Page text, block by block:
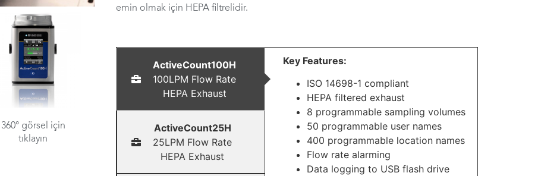
360° görsel için
tıklayın
emin olmak için HEPA filtrelidir.
ActiveCount100H
100LPM Flow Rate
HEPA Exhaust
ActiveCount25H
25LPM Flow Rate
HEPA Exhaust
Key Features:
ISO 14698-1 compliant
HEPA filtered exhaust
8 programmable sampling volumes
50 programmable user names
400 programmable location names
Flow rate alarming
Data logging to USB flash drive